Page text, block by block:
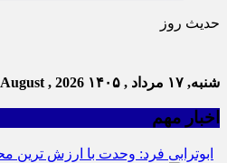
حدیث روز
شنبه, ۱۷ مرداد , ۱۴۰۵ , 2026
اخبار مهم
ابوترابی فرد: وحدت با ارزش